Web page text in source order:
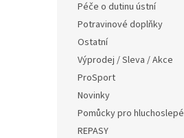
Péče o dutinu ústní
Potravinové doplňky
Ostatní
Výprodej / Sleva / Akce
ProSport
Novinky
Pomůcky pro hluchoslepé
REPASY